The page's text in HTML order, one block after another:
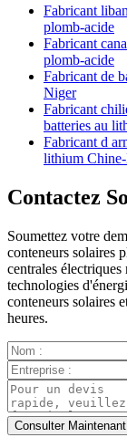
Fabricant
plomb-acide
Fabricant
plomb-acide
Fabricant de
Niger
Fabricant
batteries au
Fabricant d
lithium
Contactez
Soumettez votre
conteneurs solaires
centrales
technologies
conteneurs solaires
heures.